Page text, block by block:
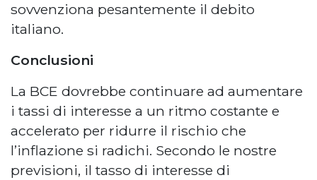
sovvenziona pesantemente il debito
italiano.
Conclusioni
La BCE dovrebbe continuare ad aumentare
i tassi di interesse a un ritmo costante e
accelerato per ridurre il rischio che
l’inflazione si radichi. Secondo le nostre
previsioni, il tasso di interesse di